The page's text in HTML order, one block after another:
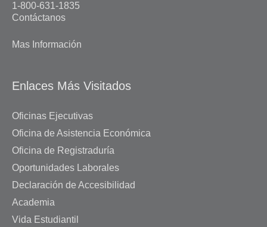
1-800-631-1835
Contáctanos
Mas Información
Enlaces Más Visitados
Oficinas Ejecutivas
Oficina de Asistencia Económica
Oficina de Registraduría
Oportunidades Laborales
Declaración de Accesibilidad
Academia
Vida Estudiantil